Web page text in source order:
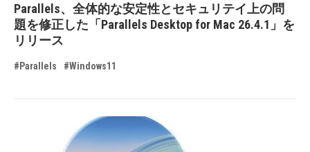
Parallels、全体的な安定性とセキュリテイ上の問
題を修正した「Parallels Desktop for Mac 26.4.1」を
リリース
#Parallels #Windows11